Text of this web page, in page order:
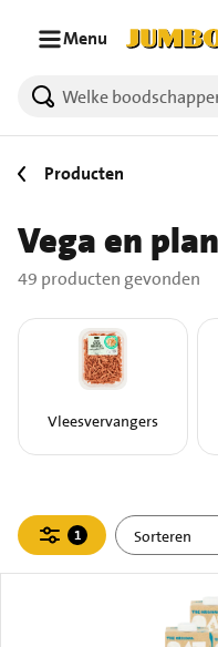
Menu
49 producten gevonden.
Producten
Vega en
49 producten gevonden
Vleesvervangers
Filteren
1
actief